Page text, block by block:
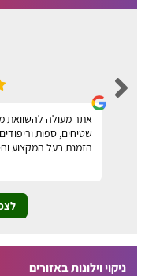
אתר מעולה להשוואת
שטיחים, ספות
הזמנת בעל המקצוע
ניקוי וילונות באזורים